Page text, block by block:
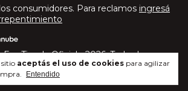
aceptás el uso de cookies para agilizar
Entendido
consumidores. Para reclamos ingresá
- Tienda Oficial - 2026. Todos los